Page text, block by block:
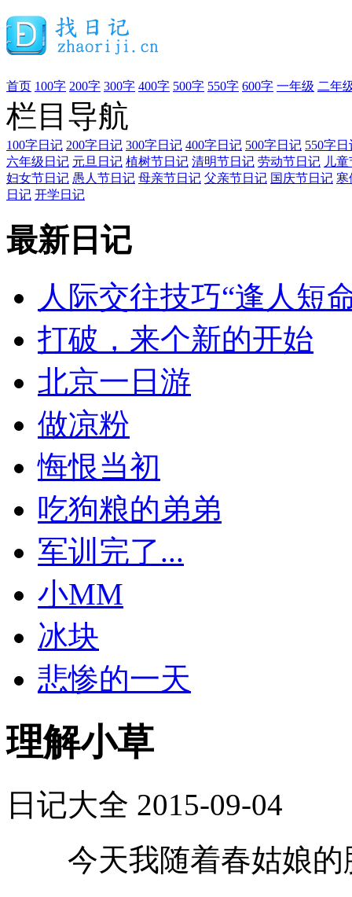
首页 100字 200字 300字 400字 500字 550字 600字 一年级 二年
栏目导航
100字日记 200字日记 300字日记 400字日记 500字日记 550字日
六年级日记 元旦日记 植树节日记 清明节日记 劳动节日记 儿
妇女节日记 愚人节日记 母亲节日记 父亲节日记 国庆节日记 寒
日记 开学日记
最新日记
人际交往技巧“逢人短
打破，来个新的开始
北京一日游
做凉粉
悔恨当初
吃狗粮的弟弟
军训完了...
小MM
冰块
悲惨的一天
理解小草
日记大全 2015-09-04
今天我随着春姑娘的